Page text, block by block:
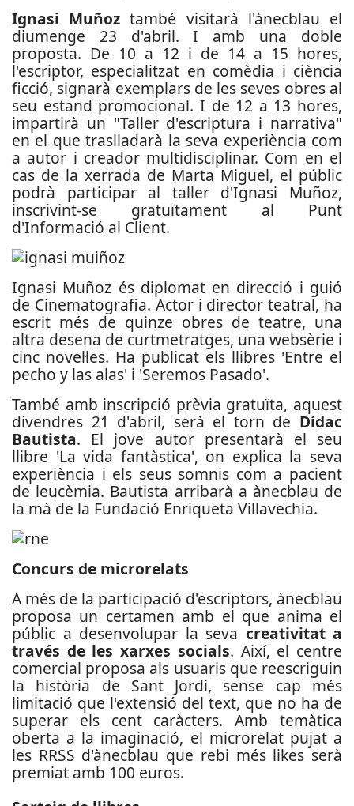
Ignasi Muñoz també visitarà l'ànecblau el
diumenge 23 d'abril. I amb una doble
proposta. De 10 a 12 i de 14 a 15 hores,
l'escriptor, especialitzat en comèdia i ciència
ficció, signarà exemplars de les seves obres al
seu estand promocional. I de 12 a 13 hores,
impartirà un "Taller d'escriptura i narrativa"
en el que traslladarà la seva experiència com
a autor i creador multidisciplinar. Com en el
cas de la xerrada de Marta Miguel, el públic
podrà participar al taller d'Ignasi Muñoz,
inscrivint-se gratuïtament al Punt
d'Informació al Client.
Ignasi Muñoz és diplomat en direcció i guió
de Cinematografia. Actor i director teatral, ha
escrit més de quinze obres de teatre, una
altra desena de curtmetratges, una websèrie i
cinc novel·les. Ha publicat els llibres 'Entre el
pecho y las alas' i 'Seremos Pasado'.
També amb inscripció prèvia gratuïta, aquest
divendres 21 d'abril, serà el torn de Dídac
Bautista. El jove autor presentarà el seu
llibre 'La vida fantàstica', on explica la seva
experiència i els seus somnis com a pacient
de leucèmia. Bautista arribarà a ànecblau de
la mà de la Fundació Enriqueta Villavechia.
Concurs de microrelats
A més de la participació d'escriptors, ànecblau
proposa un certamen amb el que anima el
públic a desenvolupar la seva creativitat a
través de les xarxes socials. Així, el centre
comercial proposa als usuaris que reescriguin
la història de Sant Jordi, sense cap més
limitació que l'extensió del text, que no ha de
superar els cent caràcters. Amb temàtica
oberta a la imaginació, el microrelat pujat a
les RRSS d'ànecblau que rebi més likes serà
premiat amb 100 euros.